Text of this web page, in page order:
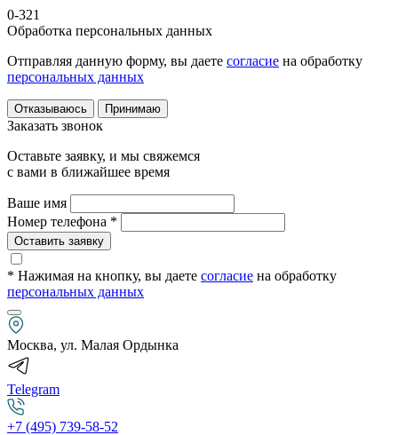
0-321
Обработка персональных данных
Отправляя данную форму, вы даете согласие на обработку
персональных данных
Отказываюсь Принимаю
Заказать звонок
Оставьте заявку, и мы свяжемся
с вами в ближайшее время
Ваше имя
Номер телефона *
Оставить заявку
* Нажимая на кнопку, вы даете согласие на обработку
персональных данных
Москва, ул. Малая Ордынка
Telegram
+7 (495) 739-58-52